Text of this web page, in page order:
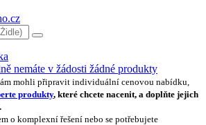
nemáte v žádosti žádné produkty
mohli připravit individuální cenovou nabídku,
produkty, které chcete nacenit, a doplňte jejich
o komplexní řešení nebo se potřebujete